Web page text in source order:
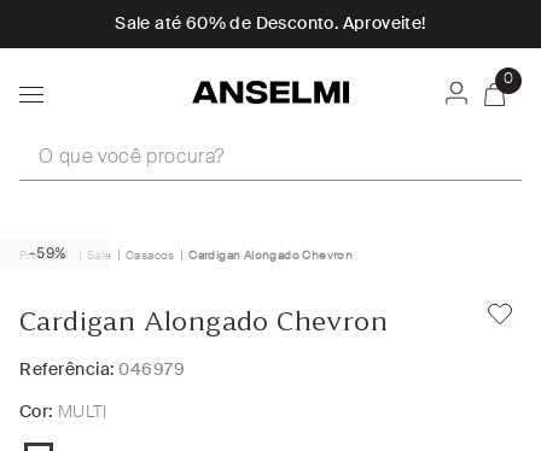
Sale até 60% de Desconto. Aproveite!
0
Sale Casacos Cardigan Alongado Chevron
-59%
Cardigan Alongado Chevron
Referência: 046979
Cor: MULTI